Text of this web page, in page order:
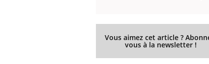
Vous aimez cet article ?
vous à la newsletter !